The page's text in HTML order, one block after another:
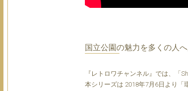
国立公園の魅力を多くの人へ
『レトロワチャンネル』では、「
本シリーズは 2018年7月6日より「